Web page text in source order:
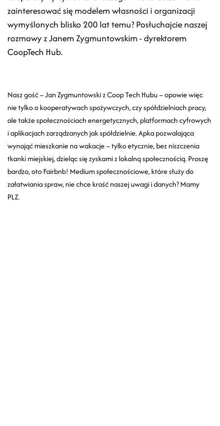
zainteresować się modelem własności i organizacji
wymyślonych blisko 200 lat temu? Posłuchajcie naszej
rozmowy z Janem Zygmuntowskim - dyrektorem
CoopTech Hub.
Nasz gość – Jan Zygmuntowski z Coop Tech Hubu – opowie więc
nie tylko o kooperatywach spożywczych, czy spółdzielniach pracy,
ale także społecznościach energetycznych, platformach cyfrowych
i aplikacjach zarządzanych jak spółdzielnie. Apka pozwalająca
wynająć mieszkanie na wakacje – tylko etycznie, bez niszczenia
tkanki miejskiej, dzieląc się zyskami z lokalną społecznością. Proszę
bardzo, oto Fairbnb! Medium społecznościowe, które służy do
załatwiania spraw, nie chce kraść naszej uwagi i danych? Mamy
PLZ.